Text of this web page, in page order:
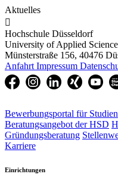
Aktuelles

Hochschule Düsseldorf
University of Applied
Münsterstraße 156, 40476
Anfahrt Impressum
Bewerbungsportal für
Beratungsangebot der HSD
Gründungsberatung
Karriere
Einrichtungen